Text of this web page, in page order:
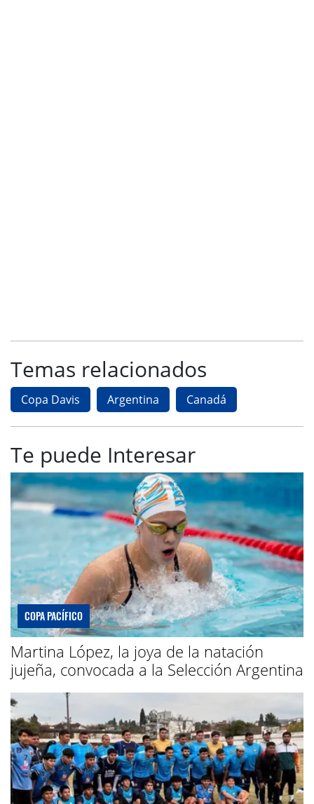
Temas relacionados
Copa Davis Argentina Canadá
Te puede Interesar
COPA PACÍFICO
Martina López, la joya de la natación
jujeña, convocada a la Selección Argentina